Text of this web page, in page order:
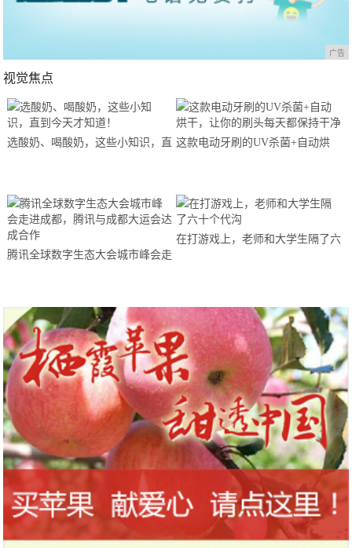
广告
视觉焦点
选酸奶、喝酸奶，这些小知识，直 这款电动牙刷的UV杀菌+自动烘
腾讯全球数字生态大会城市峰会走
在打游戏上，老师和大学生隔了六